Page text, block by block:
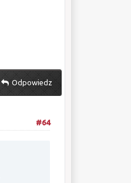
Odpowiedz
#64